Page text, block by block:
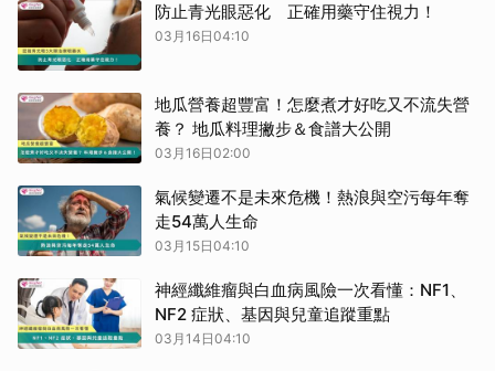
防止青光眼惡化 正確用藥守住視力！
03月16日04:10
地瓜營養超豐富！怎麼煮才好吃又不流失營
養？ 地瓜料理撇步＆食譜大公開
03月16日02:00
氣候變遷不是未來危機！熱浪與空污每年奪
走54萬人生命
03月15日04:10
神經纖維瘤與白血病風險一次看懂：NF1、
NF2 症狀、基因與兒童追蹤重點
03月14日04:10